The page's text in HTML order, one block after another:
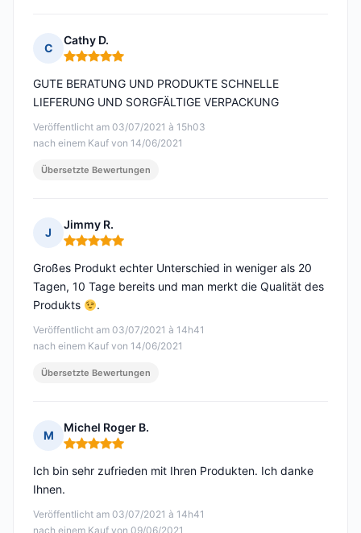
C
Cathy D.
Hinweis: 5 von 5
Veröffentlicht am 03/07/2021 à 15h03
nach einem Kauf von 14/06/2021
GUTE BERATUNG UND PRODUKTE SCHNELLE
LIEFERUNG UND SORGFÄLTIGE VERPACKUNG
Übersetzte Bewertungen
J
Jimmy R.
Hinweis: 5 von 5
Veröffentlicht am 03/07/2021 à 14h41
nach einem Kauf von 14/06/2021
Großes Produkt echter Unterschied in weniger als 20
Tagen, 10 Tage bereits und man merkt die Qualität des
Produkts
.
Übersetzte Bewertungen
M
Michel Roger B.
Hinweis: 5 von 5
Veröffentlicht am 03/07/2021 à 14h41
nach einem Kauf von 09/06/2021
Ich bin sehr zufrieden mit Ihren Produkten. Ich danke
Ihnen.